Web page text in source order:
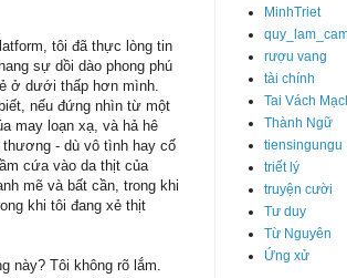
tôi đã thực lòng tin
sự dồi dào phong phú
ở dưới thấp hơn mình.
nếu đứng nhìn từ một
may loạn xạ, và hả hê
- dù vô tình hay cố
cứa vào da thịt của
mẽ và bất cần, trong khi
khi tôi đang xẻ thịt
này? Tôi không rõ lắm.
MinhTriet
rượu vang
tài chính
Tai Vách
Thành Ngữ
tiensingungu
triết lý
truyện cười
Tư duy
Từ Nguyên
Ứng xử